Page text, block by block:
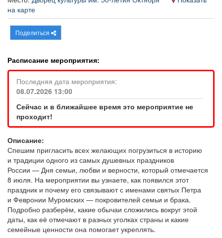
Товары
ТВ программа Я - пенсионер
на карте
Поделиться
Расписание мероприятия:
Последняя дата мероприятия:
08.07.2026 13:00
Сейчас и в ближайшее время это мероприятие не
проходит!
Описание:
Спешим пригласить всех желающих погрузиться в историю
и традиции одного из самых душевных праздников
России — Дня семьи, любви и верности, который отмечается
8 июля. На мероприятии вы узнаете, как появился этот
праздник и почему его связывают с именами святых Петра
и Февронии Муромских — покровителей семьи и брака.
Подробно разберём, какие обычаи сложились вокруг этой
даты, как её отмечают в разных уголках страны и какие
семейные ценности она помогает укреплять.